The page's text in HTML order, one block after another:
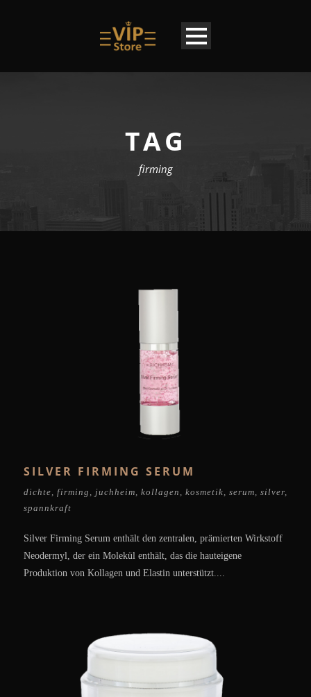
TAG
firming
SILVER FIRMING SERUM
dichte firming juchheim kollagen kosmetik serum silver
spannkraft
Silver Firming Serum enthält den zentralen, prämierten Wirkstoff
Neodermyl, der ein Molekül enthält, das die hauteigene
Produktion von Kollagen und Elastin unterstützt....